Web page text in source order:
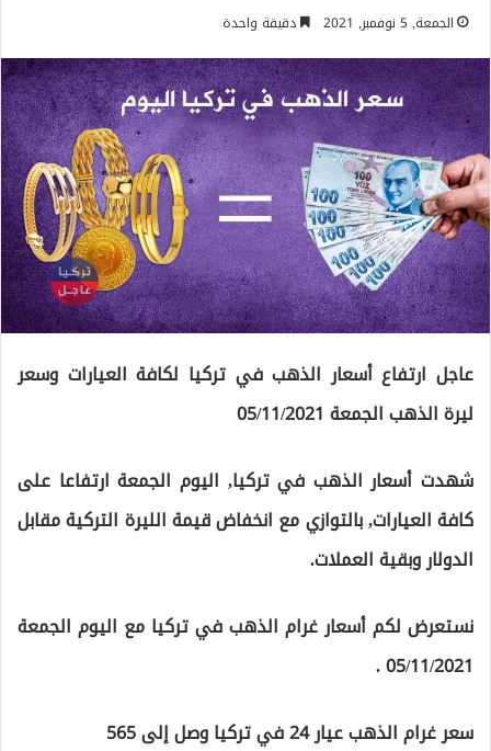
الجمعة, 5 نوفمبر, 2021 دقيقة واحدة
عاجل ارتفاع أسعار الذهب في تركيا لكافة العيارات وسعر
ليرة الذهب الجمعة 05/11/2021
شهدت أسعار الذهب في تركيا, اليوم الجمعة ارتفاعا على
كافة العيارات, بالتوازي مع انخفاض قيمة الليرة التركية مقابل
الدولار وبقية العملات.
نستعرض لكم أسعار غرام الذهب في تركيا مع اليوم الجمعة
05/11/2021 .
سعر غرام الذهب عيار 24 في تركيا وصل إلى 565